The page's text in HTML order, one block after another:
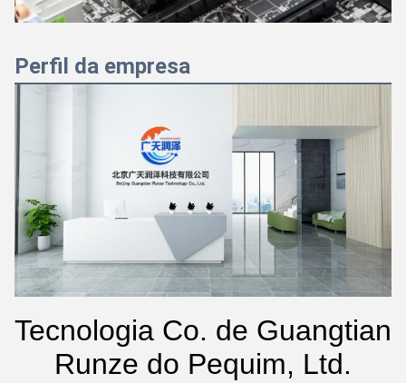
Perfil da empresa
Tecnologia Co. de Guangtian
Runze do Pequim, Ltd.